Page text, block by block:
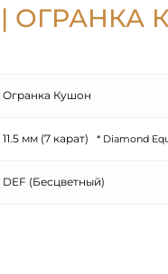
| ОГРАНКА
Огранка Кушон
11.5 мм (7 карат) * Diamond
DEF (Бесцветный)